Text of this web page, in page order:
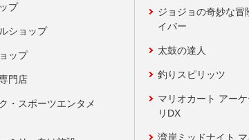
プ
ショップ
ップ
門店
・スポーツエンタメ
ジョジョの奇妙な冒
イバー
太鼓の達人
釣りスピリッツ
マリオカート アー
リDX
湾岸ミッドナイト マ